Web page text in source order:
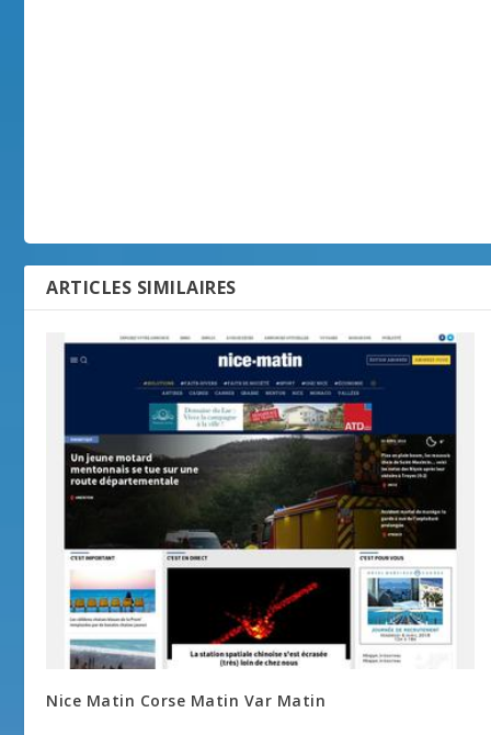
ARTICLES SIMILAIRES
Nice Matin Corse Matin Var Matin